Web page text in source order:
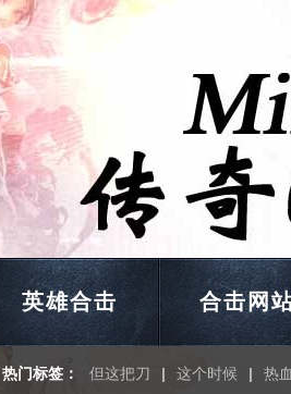
英雄合击 合击网
热门标签： 但这把刀 | 这个时候 | 热